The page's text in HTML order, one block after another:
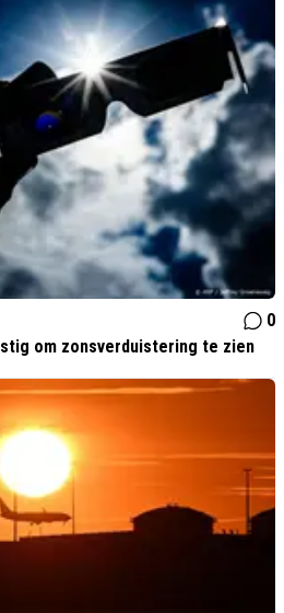
0
om zonsverduistering te zien